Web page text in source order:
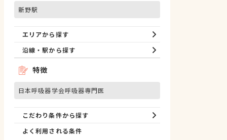
新野駅
エリアから探す
沿線・駅から探す
特徴
日本呼吸器学会呼吸器専門医
こだわり条件から探す
よく利用される条件